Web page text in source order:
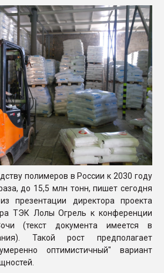
ПЕРЕЙТИ НА
полимеров в России к 2030 году
до 15,5 млн тонн, пишет сегодня
презентации директора проекта
ТЭК Лолы Огрель к конференции
(текст документа имеется в
Такой рост предполагает
оптимистичный" вариант